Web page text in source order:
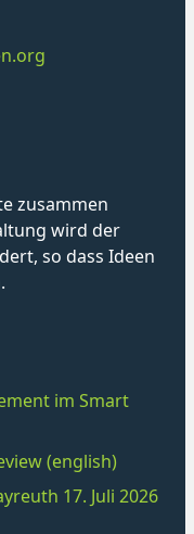
zusammen
wird der
so dass Ideen
im Smart
(english)
17. Juli 2026